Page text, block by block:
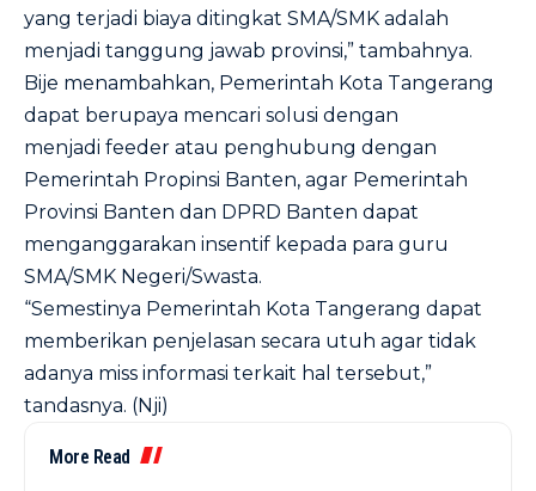
yang terjadi biaya ditingkat SMA/SMK adalah
menjadi tanggung jawab provinsi,” tambahnya.
Bije menambahkan, Pemerintah Kota Tangerang
dapat berupaya mencari solusi dengan
menjadi feeder atau penghubung dengan
Pemerintah Propinsi Banten, agar Pemerintah
Provinsi Banten dan DPRD Banten dapat
menganggarakan insentif kepada para guru
SMA/SMK Negeri/Swasta.
“Semestinya Pemerintah Kota Tangerang dapat
memberikan penjelasan secara utuh agar tidak
adanya miss informasi terkait hal tersebut,”
tandasnya. (Nji)
More Read